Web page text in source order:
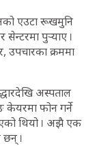
एउटा रूखमुनि
सेन्टरमा पुर्‍याए ।
उपचारका क्रममा
अस्पताल
केयरमा फोन गर्ने
थियो । अझै एक
छन् ।